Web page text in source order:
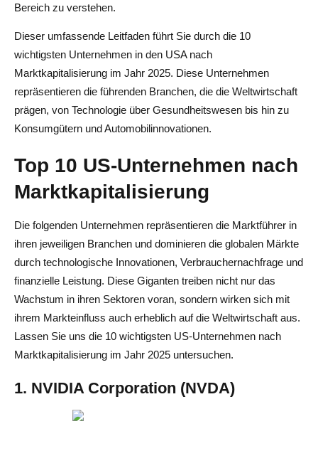
Bereich zu verstehen.
Dieser umfassende Leitfaden führt Sie durch die 10
wichtigsten Unternehmen in den USA nach
Marktkapitalisierung im Jahr 2025. Diese Unternehmen
repräsentieren die führenden Branchen, die die Weltwirtschaft
prägen, von Technologie über Gesundheitswesen bis hin zu
Konsumgütern und Automobilinnovationen.
Top 10 US-Unternehmen nach
Marktkapitalisierung
Die folgenden Unternehmen repräsentieren die Marktführer in
ihren jeweiligen Branchen und dominieren die globalen Märkte
durch technologische Innovationen, Verbrauchernachfrage und
finanzielle Leistung. Diese Giganten treiben nicht nur das
Wachstum in ihren Sektoren voran, sondern wirken sich mit
ihrem Markteinfluss auch erheblich auf die Weltwirtschaft aus.
Lassen Sie uns die 10 wichtigsten US-Unternehmen nach
Marktkapitalisierung im Jahr 2025 untersuchen.
1. NVIDIA Corporation (NVDA)